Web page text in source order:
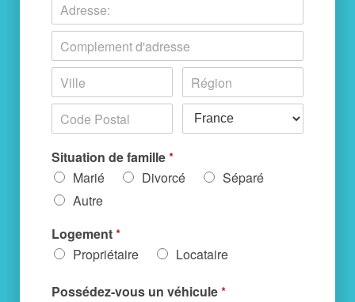
Situation de famille*
Marié
Divorcé
Séparé
Autre
Logement*
Propriétaire
Locataire
Possédez-vous un véhicule*